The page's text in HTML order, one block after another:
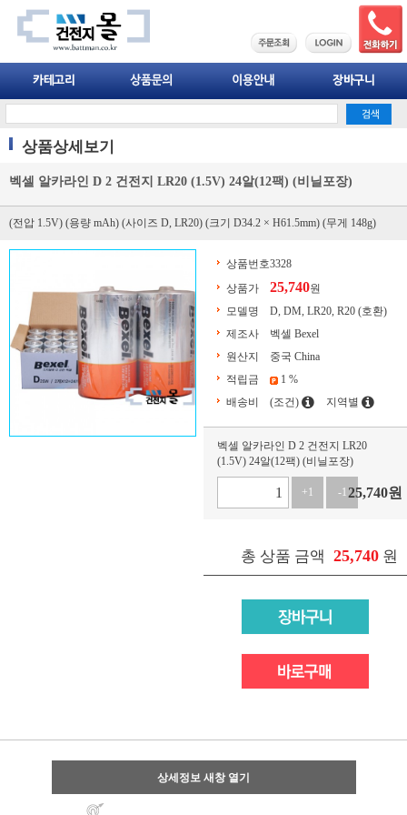
상품상세보기
벡셀 알카라인 D 2 건전지 LR20 (1.5V) 24알(12팩) (비닐포장)
(전압 1.5V) (용량 mAh) (사이즈 D, LR20) (크기 D34.2 × H61.5mm) (무게 148g)
상품번호3328
상품가
25,740원
모델명
D, DM, LR20, R20 (호환)
제조사
벡셀 Bexel
원산지
중국 China
적립금
1 %
배송비
(조건) 지역별
벡셀 알카라인 D 2 건전지 LR20
(1.5V) 24알(12팩) (비닐포장)
+1 -125,740원
총 상품 금액 25,740 원
상세정보 새창 열기